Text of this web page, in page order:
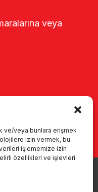
ve/veya bunlara erişmek
izin vermek, bu
işlememize izin
özellikleri ve işlevleri
veya